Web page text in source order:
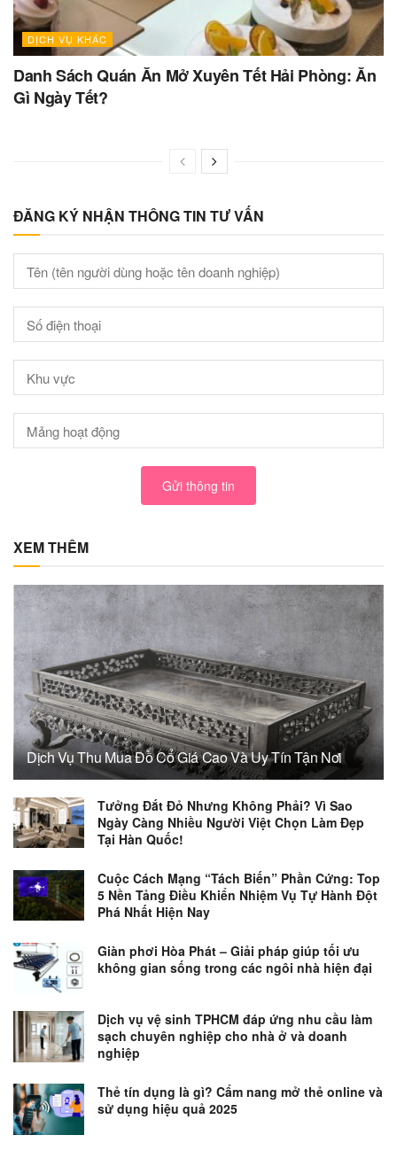
DỊCH VỤ KHÁC
Danh Sách Quán Ăn Mở Xuyên Tết Hải Phòng: Ăn
Gì Ngày Tết?
ĐĂNG KÝ NHẬN THÔNG TIN TƯ VẤN
Gửi thông tin
XEM THÊM
Dịch Vụ Thu Mua Đồ Cổ Giá Cao Và Uy Tín Tận Nơi
Tưởng Đắt Đỏ Nhưng Không Phải? Vì Sao
Ngày Càng Nhiều Người Việt Chọn Làm Đẹp
Tại Hàn Quốc!
Cuộc Cách Mạng “Tách Biến” Phần Cứng: Top
5 Nền Tảng Điều Khiển Nhiệm Vụ Tự Hành Đột
Phá Nhất Hiện Nay
Giàn phơi Hòa Phát – Giải pháp giúp tối ưu
không gian sống trong các ngôi nhà hiện đại
Dịch vụ vệ sinh TPHCM đáp ứng nhu cầu làm
sạch chuyên nghiệp cho nhà ở và doanh
nghiệp
Thẻ tín dụng là gì? Cẩm nang mở thẻ online và
sử dụng hiệu quả 2025